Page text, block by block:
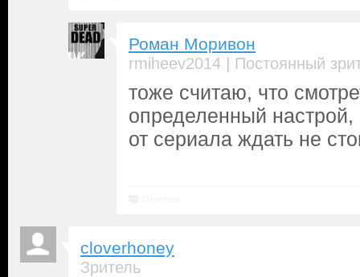
Роман Моривон
rmiheev2014 | Постоянный
тоже считаю, что
определенный настрой,
от сериала ждать не
cloverhoney
Зритель